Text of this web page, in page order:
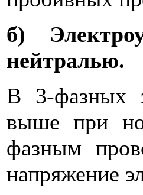
б)
нейтралью.
В 3-фазных
выше при
фазным
напряжение